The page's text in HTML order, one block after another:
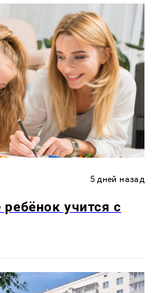
5 дней назад
учится с